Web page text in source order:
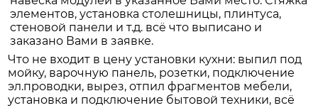
элементов, установка столешницы, плинтуса,
стеновой панели и т.д. всё что выписано и
заказано Вами в заявке.
Что не входит в цену установки кухни: выпил под
мойку, варочную панель, розетки, подключение
эл.проводки, вырез, отпил фрагментов мебели,
установка и подключение бытовой техники, всё